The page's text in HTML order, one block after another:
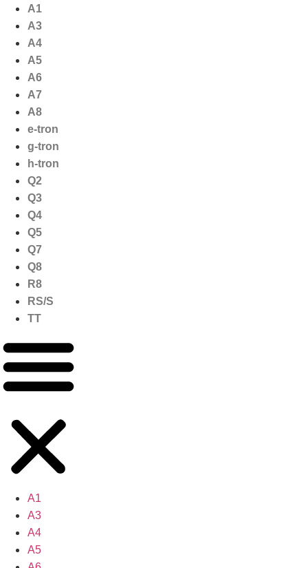
naar
inhoud
A1
A3
A4
A5
A6
A7
A8
e-tron
g-tron
h-tron
Q2
Q3
Q4
Q5
Q7
Q8
R8
RS/S
TT
A1
A3
A4
A5